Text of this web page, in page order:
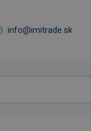
info@imitrade.sk